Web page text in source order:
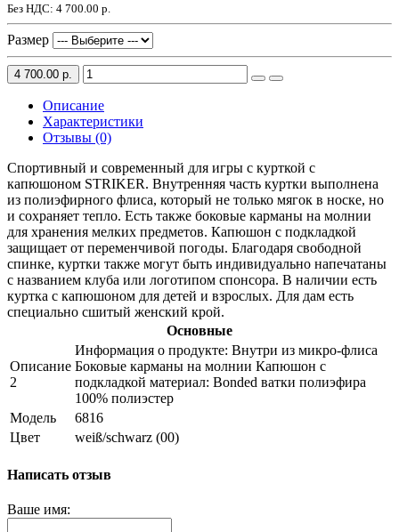
Без НДС: 4 700.00 р.
Размер
4 700.00 р.
Описание
Характеристики
Отзывы (0)
Спортивный и современный для игры с курткой с
капюшоном STRIKER. Внутренняя часть куртки выполнена
из полиэфирного флиса, который не только мягок в носке, но
и сохраняет тепло. Есть также боковые карманы на молнии
для хранения мелких предметов. Капюшон с подкладкой
защищает от переменчивой погоды. Благодаря свободной
спинке, куртки также могут быть индивидуально напечатаны
с названием клуба или логотипом спонсора. В наличии есть
куртка с капюшоном для детей и взрослых. Для дам есть
специально сшитый женский крой.
Основные
Описание
2
Информация о продукте: Внутри из микро-флиса
Боковые карманы на молнии Капюшон с
подкладкой материал: Bonded ватки полиэфира
100% полиэстер
Модель
6816
Цвет
weiß/schwarz (00)
Написать отзыв
Ваше имя: